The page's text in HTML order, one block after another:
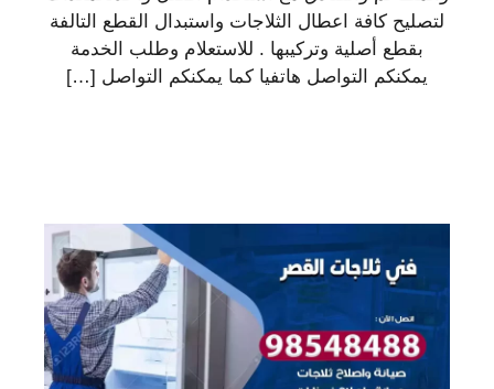
لتصليح كافة اعطال الثلاجات واستبدال القطع التالفة
بقطع أصلية وتركيبها . للاستعلام وطلب الخدمة
يمكنكم التواصل هاتفيا كما يمكنكم التواصل […]